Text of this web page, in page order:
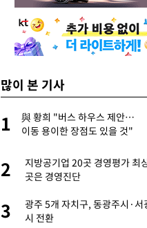
많이 본 기사
1
與 황희 "버스 하우스 제안…
이동 용이한 장점도 있을 것"
2
지방공기업 20곳 경영평가
곳은 경영진단
3
광주 5개 자치구, 동광주시·서
시 전환